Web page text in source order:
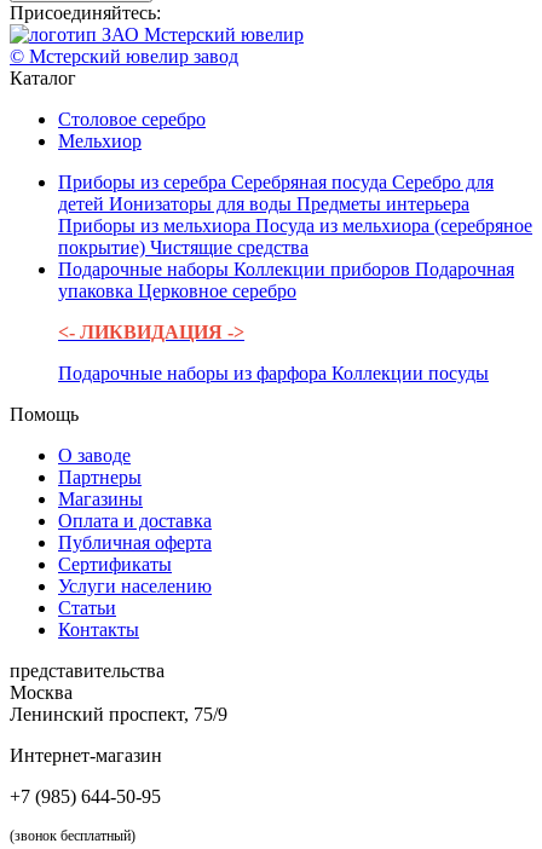
Присоединяйтесь:
© Мстерский ювелир завод
Каталог
Столовое серебро
Мельхиор
Приборы из серебра Серебряная посуда Серебро для
детей Ионизаторы для воды Предметы интерьера
Приборы из мельхиора Посуда из мельхиора (серебряное
покрытие) Чистящие средства
Подарочные наборы Коллекции приборов Подарочная
упаковка Церковное серебро
<- ЛИКВИДАЦИЯ ->
Подарочные наборы из фарфора Коллекции посуды
Помощь
О заводе
Партнеры
Магазины
Оплата и доставка
Публичная оферта
Сертификаты
Услуги населению
Статьи
Контакты
представительства
Москва
Ленинский проспект, 75/9
Интернет-магазин
+7 (985) 644-50-95
(звонок бесплатный)